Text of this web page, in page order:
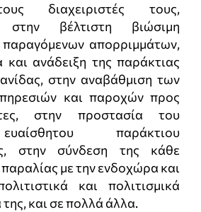
διαχειριστές τους,
στην βέλτιστη βιώσιμη
παραγόμενων απορριμμάτων,
και ανάδειξη της παράκτιας
στην αναβάθμιση των
και παροχών προς
στην προστασία του
παράκτιου
στην σύνδεση της κάθε
με την ενδοχώρα και
και πολιτισμικά
και σε πολλά άλλα.